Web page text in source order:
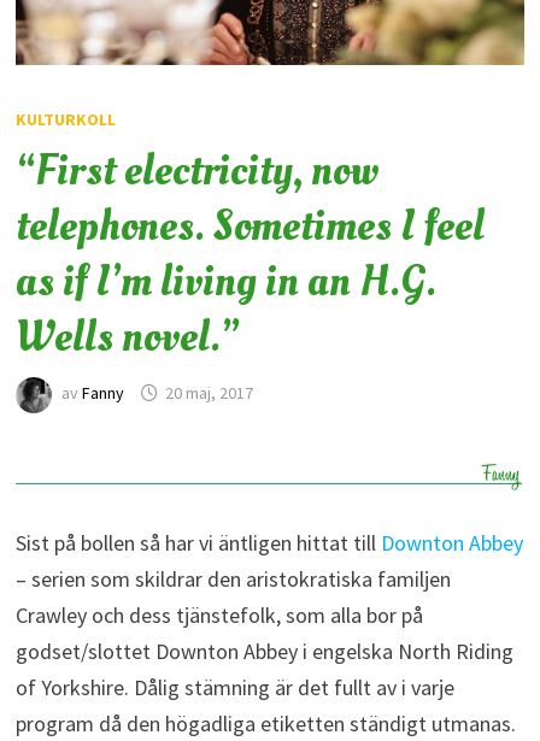
KULTURKOLL
“First electricity, now
telephones. Sometimes I feel
as if I’m living in an H.G.
Wells novel.”
av Fanny 20 maj, 2017
Sist på bollen så har vi äntligen hittat till Downton Abbey
– serien som skildrar den aristokratiska familjen
Crawley och dess tjänstefolk, som alla bor på
godset/slottet Downton Abbey i engelska North Riding
of Yorkshire. Dålig stämning är det fullt av i varje
program då den högadliga etiketten ständigt utmanas.